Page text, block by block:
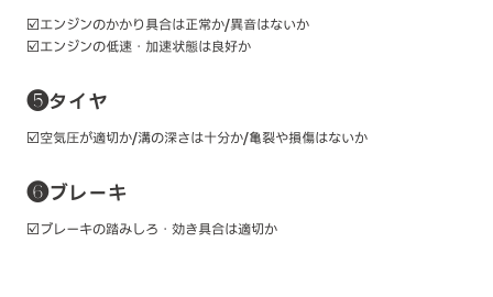
☑️エンジンのかかり具合は正常か/異音はないか
☑️エンジンの低速・加速状態は良好か
❺タイヤ
☑️空気圧が適切か/溝の深さは十分か/亀裂や損傷はないか
❻ブレーキ
☑️ブレーキの踏みしろ・効き具合は適切か